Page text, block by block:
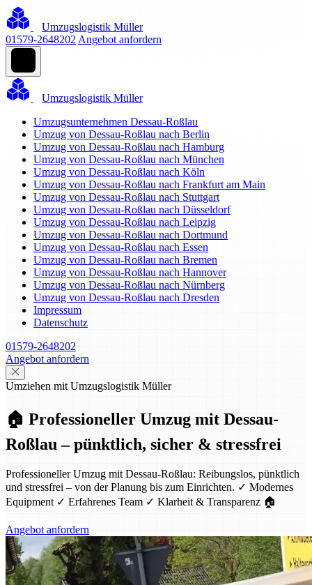
Umzugslogistik Müller
01579-2648202 Angebot anfordern
Umzugslogistik Müller
Umzugsunternehmen Dessau-Roßlau
Umzug von Dessau-Roßlau nach Berlin
Umzug von Dessau-Roßlau nach Hamburg
Umzug von Dessau-Roßlau nach München
Umzug von Dessau-Roßlau nach Köln
Umzug von Dessau-Roßlau nach Frankfurt am Main
Umzug von Dessau-Roßlau nach Stuttgart
Umzug von Dessau-Roßlau nach Düsseldorf
Umzug von Dessau-Roßlau nach Leipzig
Umzug von Dessau-Roßlau nach Dortmund
Umzug von Dessau-Roßlau nach Essen
Umzug von Dessau-Roßlau nach Bremen
Umzug von Dessau-Roßlau nach Hannover
Umzug von Dessau-Roßlau nach Nürnberg
Umzug von Dessau-Roßlau nach Dresden
Impressum
Datenschutz
01579-2648202
Angebot anfordern
Umziehen mit Umzugslogistik Müller
🏠 Professioneller Umzug mit Dessau-
Roßlau – pünktlich, sicher & stressfrei
Professioneller Umzug mit Dessau-Roßlau: Reibungslos, pünktlich
und stressfrei – von der Planung bis zum Einrichten. ✓ Modernes
Equipment ✓ Erfahrenes Team ✓ Klarheit & Transparenz 🏠
Angebot anfordern